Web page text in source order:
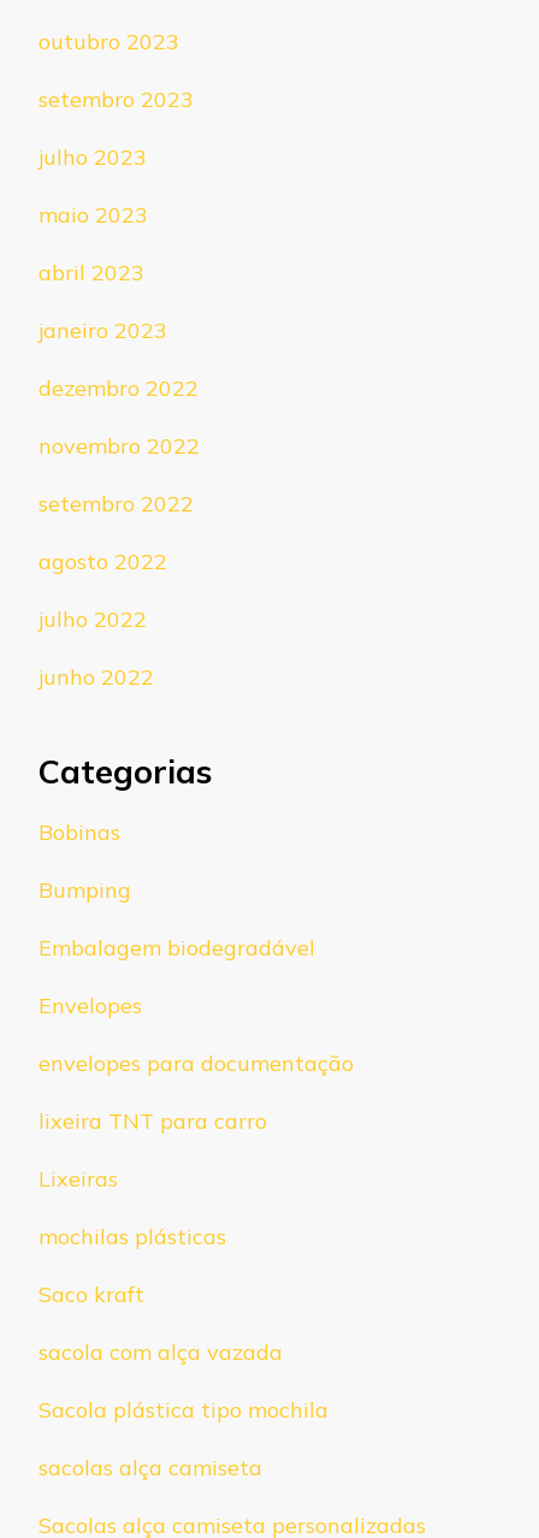
outubro 2023
setembro 2023
julho 2023
maio 2023
abril 2023
janeiro 2023
dezembro 2022
novembro 2022
setembro 2022
agosto 2022
julho 2022
junho 2022
Categorias
Bobinas
Bumping
Embalagem biodegradável
Envelopes
envelopes para documentação
lixeira TNT para carro
Lixeiras
mochilas plásticas
Saco kraft
sacola com alça vazada
Sacola plástica tipo mochila
sacolas alça camiseta
Sacolas alça camiseta personalizadas